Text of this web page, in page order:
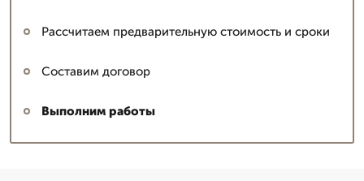
Рассчитаем предварительную стоимость и сроки
Составим договор
Выполним работы